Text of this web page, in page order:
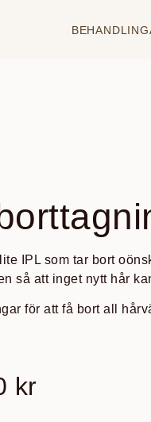
IPL som tar bort
så att inget nytt hår
för att få bort all
kr